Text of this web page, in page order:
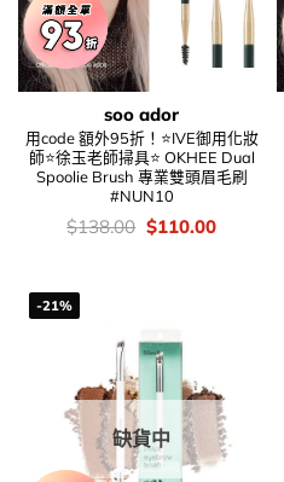
soo ador
用code 額外95折！⭐IVE御用化妝
師⭐徐玉老師掃具⭐ OKHEE Dual
Spoolie Brush 專業雙頭眉毛刷
#NUN10
價
錢：
$138.00 Original
price
$110.00Current
-21%
缺貨中